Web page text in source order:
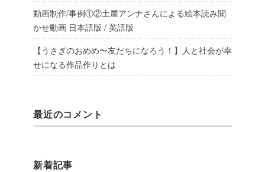
動画制作/事例①②土屋アンナさんによる絵本読み聞
かせ動画 日本語版 / 英語版
【うさぎのおめめ〜友だちになろう！】人と社会が幸
せになる作品作りとは
最近のコメント
新着記事